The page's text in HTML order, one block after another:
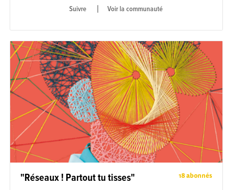
|
Voir la communauté
18 abonnés
"Réseaux ! Partout tu tisses"